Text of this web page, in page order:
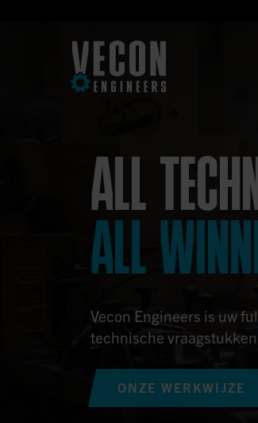
ALL
ALL
Vecon Engineers is uw
technische
ONZE WERKWIJZE